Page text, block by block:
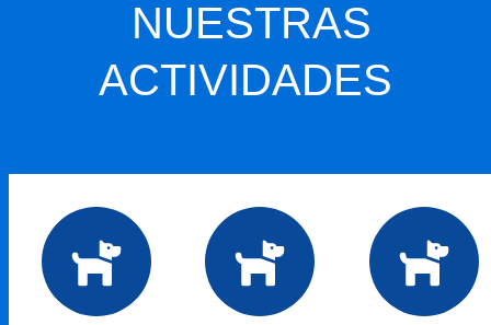
NUESTRAS
ACTIVIDADES